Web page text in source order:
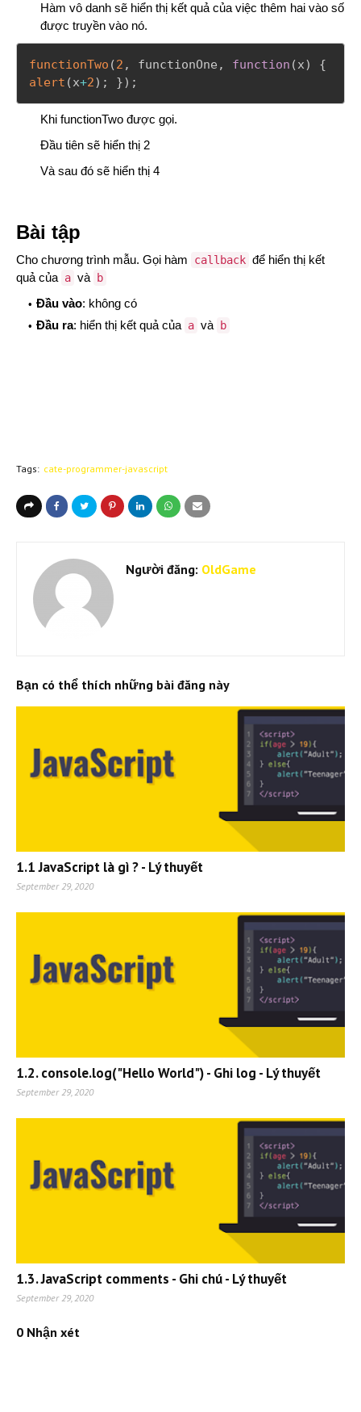
Hàm vô danh sẽ hiển thị kết quả của việc thêm hai vào số
được truyền vào nó.
functionTwo (2 , functionOne , function (x)
{
alert (x+2) ; }) ;
Khi functionTwo được gọi.
Đầu tiên sẽ hiển thị 2
Và sau đó sẽ hiển thị 4
Bài tập
Cho chương trình mẫu. Gọi hàm callback để hiển thị kết
quả của a và b
Đầu vào: không có
Đầu ra: hiển thị kết quả của a và b
Tags: cate-programmer-javascript
Người đăng: OldGame
Bạn có thể thích những bài đăng này
1.1 JavaScript là gì ? - Lý thuyết
September 29, 2020
1.2. console.log("Hello World") - Ghi log - Lý thuyết
September 29, 2020
1.3. JavaScript comments - Ghi chú - Lý thuyết
September 29, 2020
0 Nhận xét